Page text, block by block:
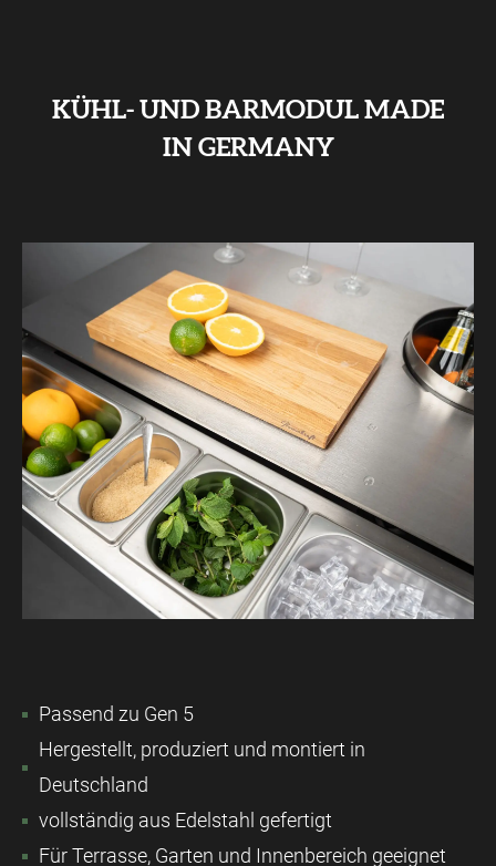
KÜHL- UND BARMODUL MADE
IN GERMANY
Passend zu Gen 5
Hergestellt, produziert und montiert in
Deutschland
vollständig aus Edelstahl gefertigt
Für Terrasse, Garten und Innenbereich geeignet